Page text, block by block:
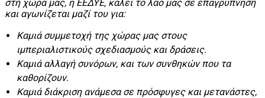
στη χώρα μας, η ΕΕΔΥΕ, καλεί το λαό μας σε επαγρύπνηση
και αγωνίζεται μαζί του για:
Καμιά συμμετοχή της χώρας μας στους
ιμπεριαλιστικούς σχεδιασμούς και δράσεις.
Καμιά αλλαγή συνόρων, και των συνθηκών που τα
καθορίζουν.
Καμιά διάκριση ανάμεσα σε πρόσφυγες και μετανάστες,